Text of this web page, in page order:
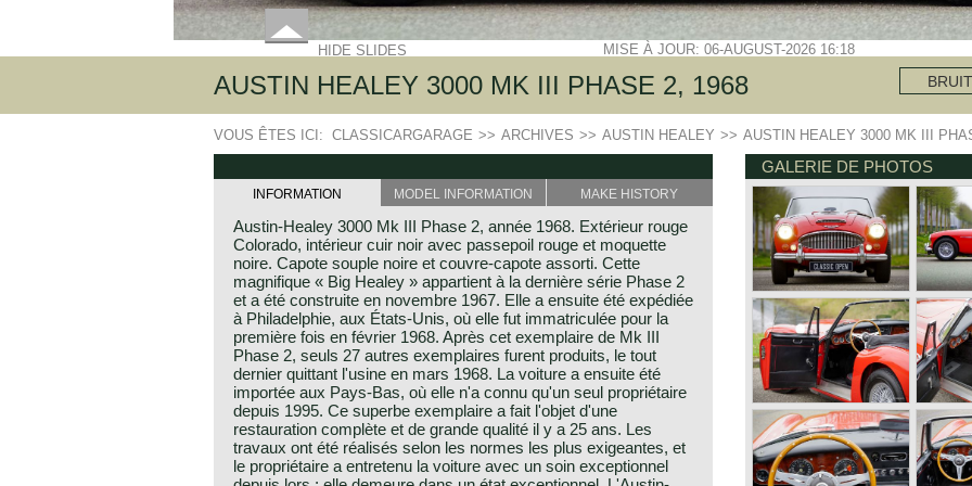
HIDE SLIDES MISE À JOUR: 06-AUGUST-2026 16:18
AUSTIN HEALEY 3000 MK III PHASE 2, 1968
VOUS ÊTES ICI: CLASSICARGARAGE >> ARCHIVES >> AUSTIN HEALEY >> AUSTIN HEALEY 3000 MK III
INFORMATION MODEL INFORMATION MAKE HISTORY
Austin-Healey 3000 Mk III Phase 2, année 1968. Extérieur rouge
Colorado, intérieur cuir noir avec passepoil rouge et moquette
noire. Capote souple noire et couvre-capote assorti. Cette
magnifique « Big Healey » appartient à la dernière série Phase 2
et a été construite en novembre 1967. Elle a ensuite été expédiée
à Philadelphie, aux États-Unis, où elle fut immatriculée pour la
première fois en février 1968. Après cet exemplaire de Mk III
Phase 2, seuls 27 autres exemplaires furent produits, le tout
dernier quittant l'usine en mars 1968. La voiture a ensuite été
importée aux Pays-Bas, où elle n'a connu qu'un seul propriétaire
depuis 1995. Ce superbe exemplaire a fait l'objet d'une
restauration complète et de grande qualité il y a 25 ans. Les
travaux ont été réalisés selon les normes les plus exigeantes, et
le propriétaire a entretenu la voiture avec un soin exceptionnel
GALERIE DE PHOTOS